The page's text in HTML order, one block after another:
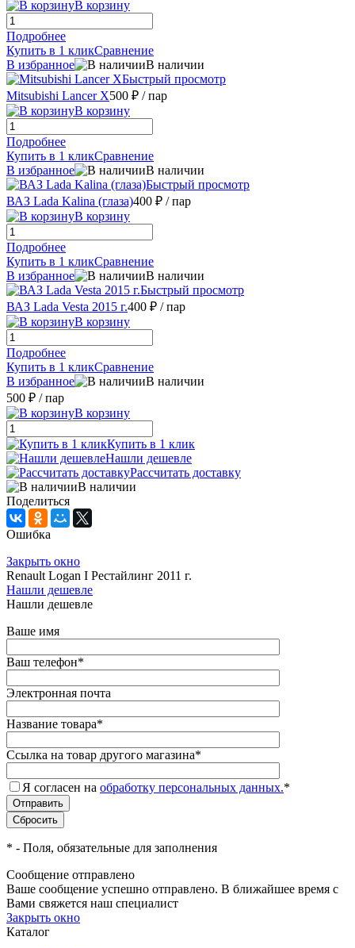
В корзину
Подробнее
Купить в 1 кликСравнение
В избранное
В наличии
Быстрый просмотр
Mitsubishi Lancer X500 ₽ / пар
В корзину
Подробнее
Купить в 1 кликСравнение
В избранное
В наличии
Быстрый просмотр
ВАЗ Lada Kalina (глаза)400 ₽ / пар
В корзину
Подробнее
Купить в 1 кликСравнение
В избранное
В наличии
Быстрый просмотр
ВАЗ Lada Vesta 2015 г.400 ₽ / пар
В корзину
Подробнее
Купить в 1 кликСравнение
В избранное
В наличии
500 ₽ / пар
В корзину
Купить в 1 клик
Нашли дешевле
Рассчитать доставку
В наличии
Поделиться
Ошибка
Закрыть окно
Renault Logan I Рестайлинг 2011 г.
Нашли дешевле
Нашли дешевле
Ваше имя
Ваш телефон*
Электронная почта
Название товара*
Ссылка на товар другого магазина*
Я согласен на обработку персональных данных.*
* - Поля, обязательные для заполнения
Сообщение отправлено
Ваше сообщение успешно отправлено. В ближайшее время с
Вами свяжется наш специалист
Закрыть окно
Каталог